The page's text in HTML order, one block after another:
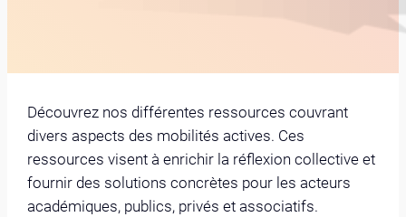
Découvrez nos différentes ressources couvrant
divers aspects des mobilités actives. Ces
ressources visent à enrichir la réflexion collective et
fournir des solutions concrètes pour les acteurs
académiques, publics, privés et associatifs.